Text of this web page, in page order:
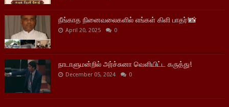
நீங்காத நினைவலைகளில் எங்கள் கிளி பாதர்!📸
April 20, 2025 0
நாடாளுமன்றில் அர்ச்சுனா வெளியிட்ட கருத்து!
December 05, 2024 0